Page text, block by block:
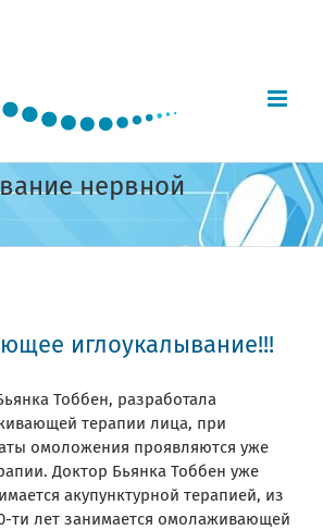
нервной
иглоукалывание!!!
Тоббен, разработала
терапии лица, при
омоложения проявляются уже
Доктор Бьянка Тоббен уже
акупунктурной терапией, из
ти лет занимается омолаживающей